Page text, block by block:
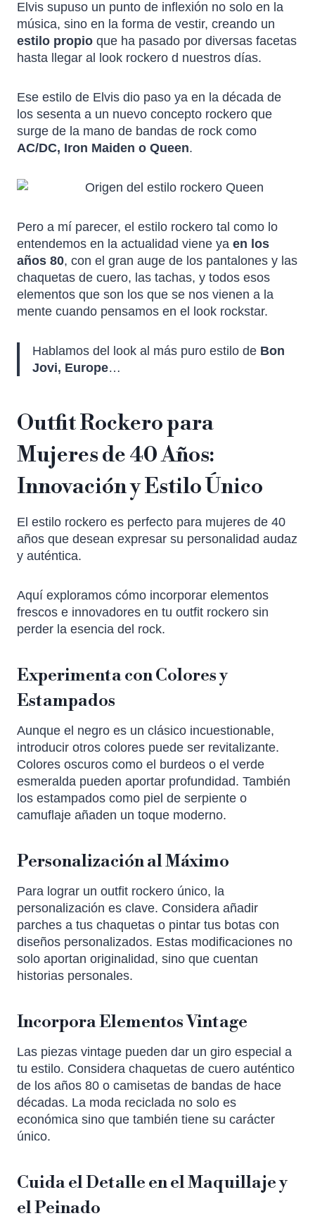
Elvis supuso un punto de inflexión no solo en la
música, sino en la forma de vestir, creando un
estilo propio que ha pasado por diversas facetas
hasta llegar al look rockero d nuestros días.
Ese estilo de Elvis dio paso ya en la década de
los sesenta a un nuevo concepto rockero que
surge de la mano de bandas de rock como
AC/DC, Iron Maiden o Queen.
Pero a mí parecer, el estilo rockero tal como lo
entendemos en la actualidad viene ya en los
años 80, con el gran auge de los pantalones y las
chaquetas de cuero, las tachas, y todos esos
elementos que son los que se nos vienen a la
mente cuando pensamos en el look rockstar.
Hablamos del look al más puro estilo de Bon
Jovi, Europe…
Outfit Rockero para
Mujeres de 40 Años:
Innovación y Estilo Único
El estilo rockero es perfecto para mujeres de 40
años que desean expresar su personalidad audaz
y auténtica.
Aquí exploramos cómo incorporar elementos
frescos e innovadores en tu outfit rockero sin
perder la esencia del rock.
Experimenta con Colores y
Estampados
Aunque el negro es un clásico incuestionable,
introducir otros colores puede ser revitalizante.
Colores oscuros como el burdeos o el verde
esmeralda pueden aportar profundidad. También
los estampados como piel de serpiente o
camuflaje añaden un toque moderno.
Personalización al Máximo
Para lograr un outfit rockero único, la
personalización es clave. Considera añadir
parches a tus chaquetas o pintar tus botas con
diseños personalizados. Estas modificaciones no
solo aportan originalidad, sino que cuentan
historias personales.
Incorpora Elementos Vintage
Las piezas vintage pueden dar un giro especial a
tu estilo. Considera chaquetas de cuero auténtico
de los años 80 o camisetas de bandas de hace
décadas. La moda reciclada no solo es
económica sino que también tiene su carácter
único.
Cuida el Detalle en el Maquillaje y
el Peinado